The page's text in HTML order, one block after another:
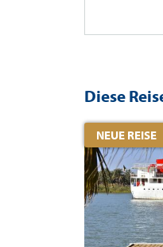
Diese
NEUE REISE